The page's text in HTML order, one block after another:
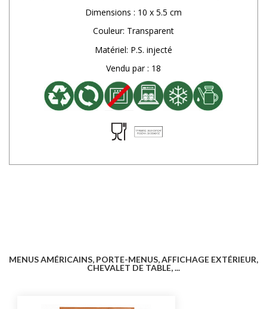
Dimensions : 10 x 5.5 cm
Couleur: Transparent
Matériel: P.S. injecté
Vendu par : 18
MENUS AMÉRICAINS, PORTE-MENUS, AFFICHAGE EXTÉRIEUR,
CHEVALET DE TABLE, ...